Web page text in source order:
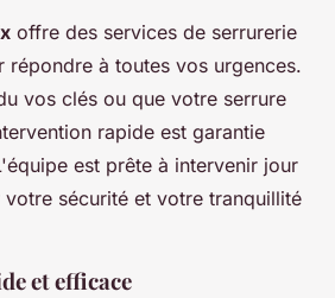
offre des services de serrurerie
répondre à toutes vos urgences.
vos clés ou que votre serrure
rapide est garantie
est prête à intervenir jour
sécurité et votre tranquillité
et efficace